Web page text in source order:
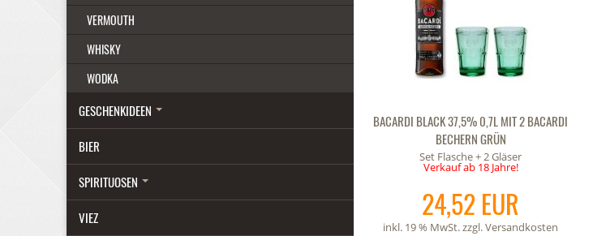
BACARDI BLACK 37,5% 0,7L MIT 2 BACARDI
BECHERN GRÜN
Set Flasche + 2 Gläser
Verkauf ab 18 Jahre!
24,52 EUR
inkl. 19 % MwSt. zzgl.Versandkosten
VERMOUTH
WHISKY
WODKA
GESCHENKIDEEN
BIER
SPIRITUOSEN
VIEZ